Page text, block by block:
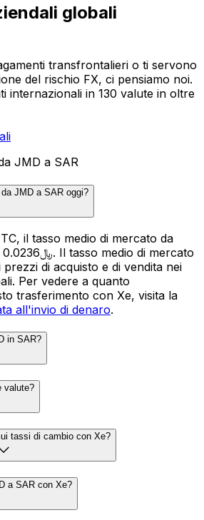
globali
transfrontalieri o ti servono
del rischio FX, ci pensiamo noi.
internazionali in 130 valute in oltre
JMD a SAR
JMD a SAR oggi?
il tasso medio di mercato da
di acquisto e di vendita nei
Per vedere a quanto
trasferimento con Xe, visita la
all'invio di denaro.
in SAR?
valute?
tassi di cambio con Xe?
a SAR con Xe?